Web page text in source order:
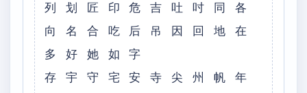
列 划 匠 印 危 吉 吐 吋 同 各
向 名 合 吃 后 吊 因 回 地 在
多 好 她 如 字
存 宇 守 宅 安 寺 尖 州 帆 年